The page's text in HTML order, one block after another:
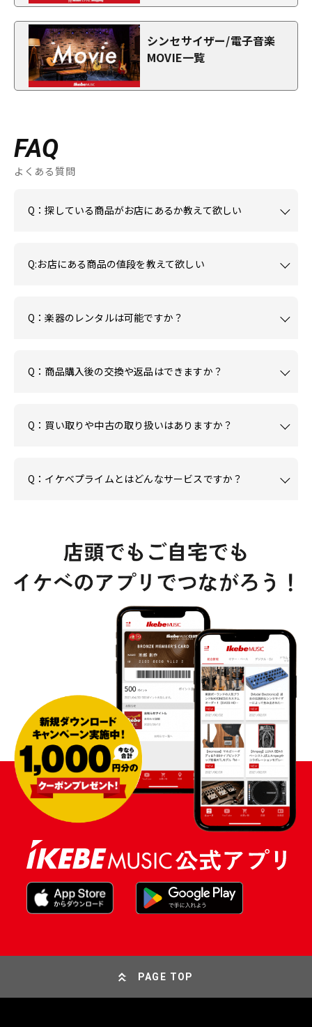
シンセサイザー/電子音楽
MOVIE一覧
FAQ
よくある質問
Q：探している商品がお店にあるか教えて欲しい
Q:お店にある商品の値段を教えて欲しい
Q：楽器のレンタルは可能ですか？
Q：商品購入後の交換や返品はできますか？
Q：買い取りや中古の取り扱いはありますか？
Q：イケベプライムとはどんなサービスですか？
PAGE TOP